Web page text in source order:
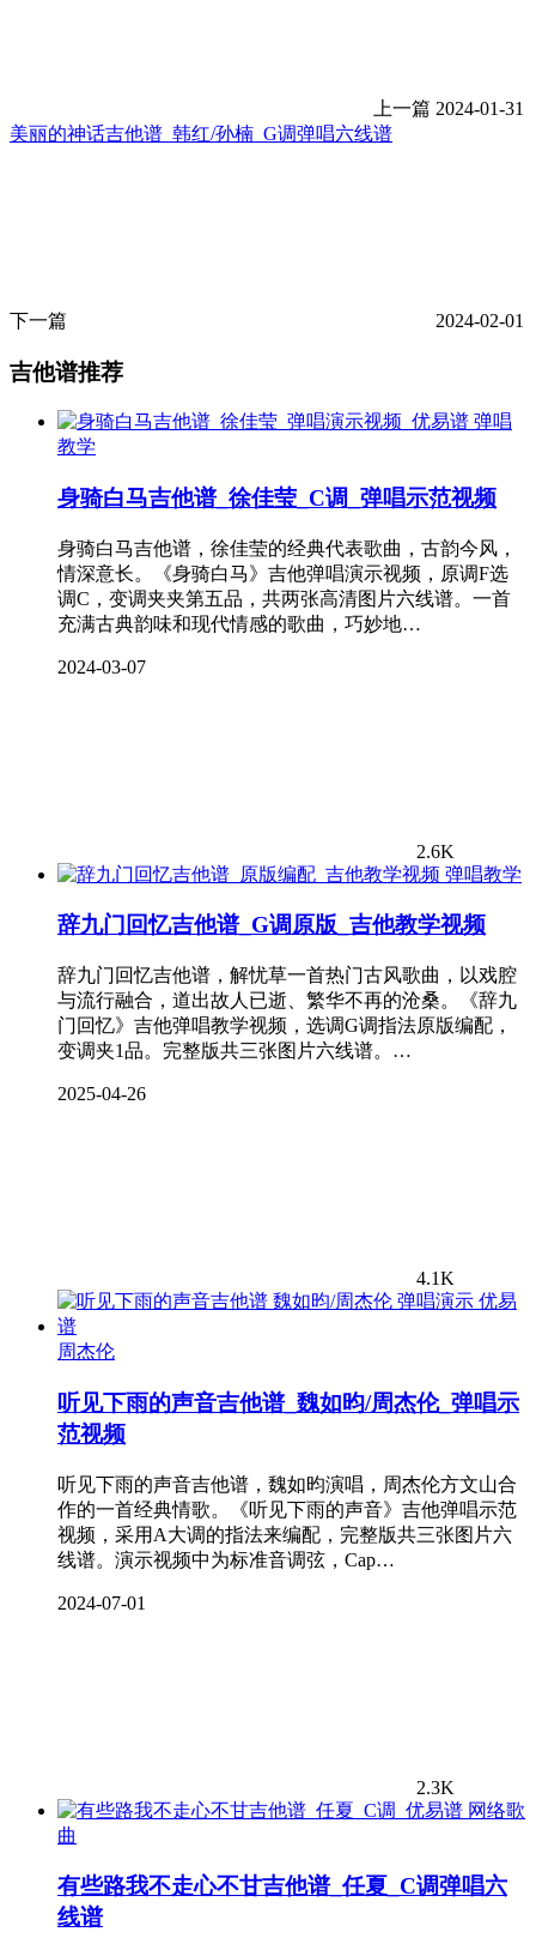
上一篇 2024-01-31
美丽的神话吉他谱_韩红/孙楠_G调弹唱六线谱
下一篇 2024-02-01
吉他谱推荐
弹唱
教学
身骑白马吉他谱_徐佳莹_C调_弹唱示范视频
身骑白马吉他谱，徐佳莹的经典代表歌曲，古韵今风，
情深意长。《身骑白马》吉他弹唱演示视频，原调F选
调C，变调夹夹第五品，共两张高清图片六线谱。一首
充满古典韵味和现代情感的歌曲，巧妙地…
2024-03-07
2.6K
弹唱教学
辞九门回忆吉他谱_G调原版_吉他教学视频
辞九门回忆吉他谱，解忧草一首热门古风歌曲，以戏腔
与流行融合，道出故人已逝、繁华不再的沧桑。《辞九
门回忆》吉他弹唱教学视频，选调G调指法原版编配，
变调夹1品。完整版共三张图片六线谱。…
2025-04-26
4.1K
周杰伦
听见下雨的声音吉他谱_魏如昀/周杰伦_弹唱示
范视频
听见下雨的声音吉他谱，魏如昀演唱，周杰伦方文山合
作的一首经典情歌。《听见下雨的声音》吉他弹唱示范
视频，采用A大调的指法来编配，完整版共三张图片六
线谱。演示视频中为标准音调弦，Cap…
2024-07-01
2.3K
网络歌
曲
有些路我不走心不甘吉他谱_任夏_C调弹唱六
线谱